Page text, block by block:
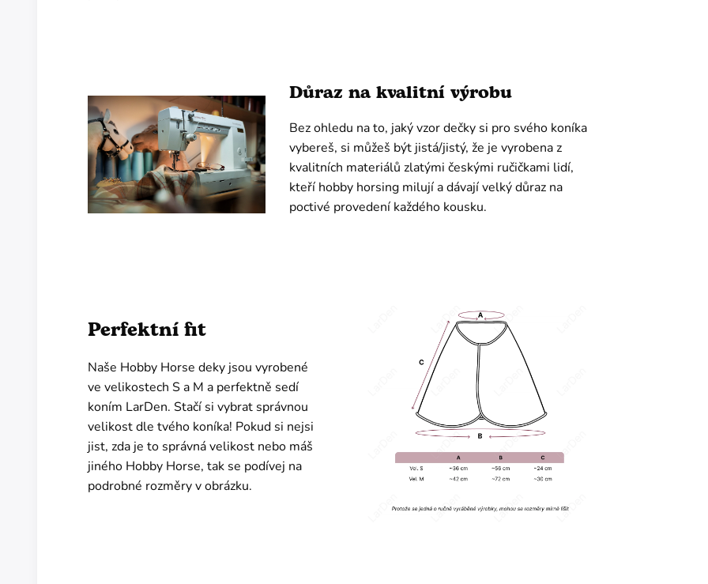
Důraz na kvalitní výrobu
Bez ohledu na to, jaký vzor dečky si pro svého koníka
vybereš, si můžeš být jistá/jistý, že je vyrobena z
kvalitních materiálů zlatými českými ručičkami lidí,
kteří hobby horsing milují a dávají velký důraz na
poctivé provedení každého kousku.
Perfektní fit
Naše Hobby Horse deky jsou vyrobené
ve velikostech S a M a perfektně sedí
koním LarDen. Stačí si vybrat správnou
velikost dle tvého koníka! Pokud si nejsi
jist, zda je to správná velikost nebo máš
jiného Hobby Horse, tak se podívej na
podrobné rozměry v obrázku.